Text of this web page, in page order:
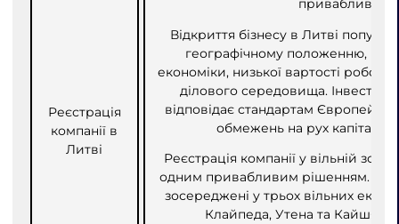
Реєстрація
компанії в
Литві
Відкриття бізнесу в Литві
географічному положенню,
економіки, низької вартості
ділового середовища.
відповідає стандартам
обмежень на рух капіталу
Реєстрація компанії у вільній
одним привабливим рішенням.
зосереджені у трьох вільних
Клайпеда, Утена та